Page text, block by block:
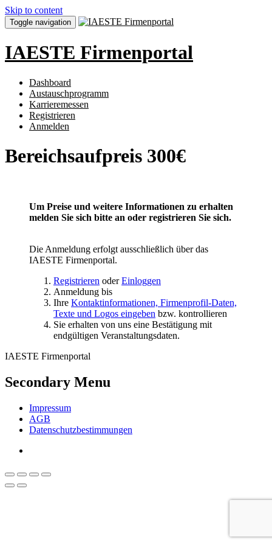
Skip to content
Toggle navigation
IAESTE Firmenportal
Dashboard
Austauschprogramm
Karrieremessen
Registrieren
Anmelden
Bereichsaufpreis 300€
Um Preise und weitere Informationen zu erhalten
melden Sie sich bitte an oder registrieren Sie sich.
Die Anmeldung erfolgt ausschließlich über das
IAESTE Firmenportal.
Registrieren oderEinloggen
Anmeldung bis
Ihre Kontaktinformationen, Firmenprofil-Daten,
Texte und Logos eingeben bzw. kontrollieren
Sie erhalten von uns eine Bestätigung mit
endgültigen Veranstaltungsdaten.
IAESTE Firmenportal
Secondary Menu
Impressum
AGB
Datenschutzbestimmungen